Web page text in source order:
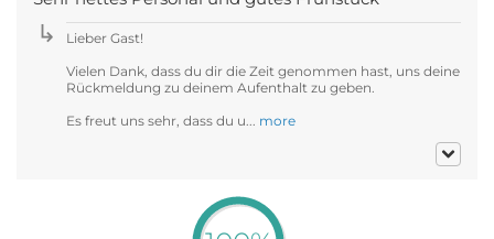
Lieber Gast!
Vielen Dank, dass du dir die Zeit genommen hast, uns deine
Rückmeldung zu deinem Aufenthalt zu geben.
Es freut uns sehr, dass du u... more